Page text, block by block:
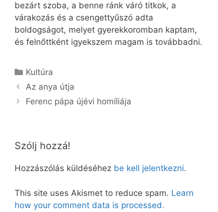
bezárt szoba, a benne ránk váró titkok, a
várakozás és a csengettyűszó adta
boldogságot, melyet gyerekkoromban kaptam,
és felnőttként igyekszem magam is továbbadni.
Kategória
Kultúra
Az anya útja
Ferenc pápa újévi homíliája
Szólj hozzá!
Hozzászólás küldéséhez be kell jelentkezni.
This site uses Akismet to reduce spam. Learn
how your comment data is processed.